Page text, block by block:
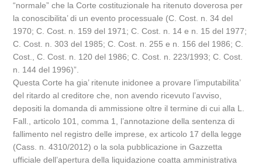
“normale” che la Corte costituzionale ha ritenuto doverosa per
la conoscibilita’ di un evento processuale (C. Cost. n. 34 del
1970; C. Cost. n. 159 del 1971; C. Cost. n. 14 e n. 15 del 1977;
C. Cost. n. 303 del 1985; C. Cost. n. 255 e n. 156 del 1986; C.
Cost., C. Cost. n. 120 del 1986; C. Cost. n. 223/1993; C. Cost.
n. 144 del 1996)”.
Questa Corte ha gia’ ritenute inidonee a provare l’imputabilita’
del ritardo al creditore che, non avendo ricevuto l’avviso,
depositi la domanda di ammissione oltre il termine di cui alla L.
Fall., articolo 101, comma 1, l’annotazione della sentenza di
fallimento nel registro delle imprese, ex articolo 17 della legge
(Cass. n. 4310/2012) o la sola pubblicazione in Gazzetta
ufficiale dell’apertura della liquidazione coatta amministrativa